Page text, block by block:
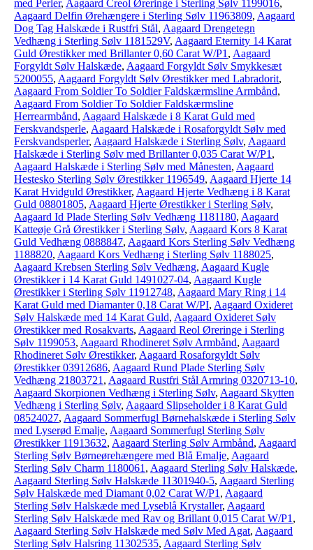
med Perler, Aagaard Creol Øreringe i Sterling Sølv 1199016,
Aagaard Delfin Ørehængere i Sterling Sølv 11963809, Aagaard
Dog Tag Halskæde i Rustfri Stål, Aagaard Drengetegn
Vedhæng i Sterling Sølv 1181529V, Aagaard Eternity 14 Karat
Guld Ørestikker med Brillanter 0,60 Carat W/P1 , Aagaard
Forgyldt Sølv Halskæde, Aagaard Forgyldt Sølv Smykkesæt
5200055, Aagaard Forgyldt Sølv Ørestikker med Labradorit,
Aagaard From Soldier To Soldier Faldskærmsline Armbånd,
Aagaard From Soldier To Soldier Faldskærmsline
Herrearmbånd, Aagaard Halskæde i 8 Karat Guld med
Ferskvandsperle, Aagaard Halskæde i Rosaforgyldt Sølv med
Ferskvandsperler, Aagaard Halskæde i Sterling Sølv, Aagaard
Halskæde i Sterling Sølv med Brillanter 0,035 Carat W/P1 ,
Aagaard Halskæde i Sterling Sølv med Månesten, Aagaard
Hestesko Sterling Sølv Ørestikker 1196549, Aagaard Hjerte 14
Karat Hvidguld Ørestikker, Aagaard Hjerte Vedhæng i 8 Karat
Guld 08801805, Aagaard Hjerte Ørestikker i Sterling Sølv,
Aagaard Id Plade Sterling Sølv Vedhæng 1181180, Aagaard
Katteøje Grå Ørestikker i Sterling Sølv, Aagaard Kors 8 Karat
Guld Vedhæng 0888847, Aagaard Kors Sterling Sølv Vedhæng
1188820, Aagaard Kors Vedhæng i Sterling Sølv 1188025,
Aagaard Krebsen Sterling Sølv Vedhæng, Aagaard Kugle
Ørestikker i 14 Karat Guld 1491027-04, Aagaard Kugle
Ørestikker i Sterling Sølv 11912748, Aagaard Mary Ring i 14
Karat Guld med Diamanter 0,18 Carat W/PI, Aagaard Oxideret
Sølv Halskæde med 14 Karat Guld, Aagaard Oxideret Sølv
Ørestikker med Rosakvarts, Aagaard Reol Øreringe i Sterling
Sølv 1199053, Aagaard Rhodineret Sølv Armbånd, Aagaard
Rhodineret Sølv Ørestikker, Aagaard Rosaforgyldt Sølv
Ørestikker 03912686, Aagaard Rund Plade Sterling Sølv
Vedhæng 21803721 , Aagaard Rustfri Stål Armring 0320713-10,
Aagaard Skorpionen Vedhæng i Sterling Sølv, Aagaard Skytten
Vedhæng i Sterling Sølv, Aagaard Slipseholder i 8 Karat Guld
08524027, Aagaard Sommerfugl Børnehalskæde i Sterling Sølv
med Lyserød Emalje, Aagaard Sommerfugl Sterling Sølv
Ørestikker 11913632, Aagaard Sterling Sølv Armbånd, Aagaard
Sterling Sølv Børneørehængere med Blå Emalje, Aagaard
Sterling Sølv Charm 1180061 , Aagaard Sterling Sølv Halskæde,
Aagaard Sterling Sølv Halskæde 11301940-5, Aagaard Sterling
Sølv Halskæde med Diamant 0,02 Carat W/P1 , Aagaard
Sterling Sølv Halskæde med Lyseblå Krystaller, Aagaard
Sterling Sølv Halskæde med Rav og Brillant 0,015 Carat W/P1 ,
Aagaard Sterling Sølv Halskæde med Sølv Med Agat, Aagaard
Sterling Sølv Halsring 11302535, Aagaard Sterling Sølv